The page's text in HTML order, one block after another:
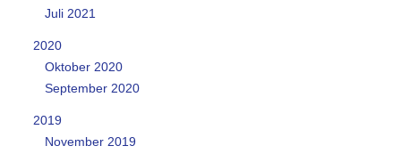
Juli 2021
2020
Oktober 2020
September 2020
2019
November 2019